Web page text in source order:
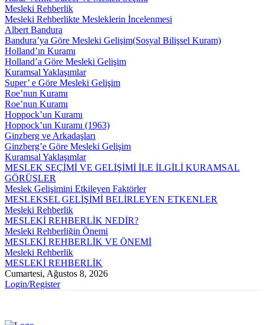
Mesleki Rehberlik
Mesleki Rehberlikte Mesleklerin İncelenmesi
Albert Bandura
Bandura’ya Göre Mesleki Gelişim(Sosyal Bilişsel Kuram)
Holland’ın Kuramı
Holland’a Göre Mesleki Gelişim
Kuramsal Yaklaşımlar
Super’ e Göre Mesleki Gelişim
Roe’nun Kuramı
Roe’nun Kuramı
Hoppock’un Kuramı
Hoppock’un Kuramı (1963)
Ginzberg ve Arkadaşları
Ginzberg’e Göre Mesleki Gelişim
Kuramsal Yaklaşımlar
MESLEK SEÇİMİ VE GELİŞİMİ İLE İLGİLİ KURAMSAL
GÖRÜŞLER
Meslek Gelişimini Etkileyen Faktörler
MESLEKSEL GELİŞİMİ BELİRLEYEN ETKENLER
Mesleki Rehberlik
MESLEKİ REHBERLİK NEDİR?
Mesleki Rehberliğin Önemi
MESLEKİ REHBERLİK VE ÖNEMİ
Mesleki Rehberlik
MESLEKİ REHBERLİK
Cumartesi, Ağustos 8, 2026
Login/Register